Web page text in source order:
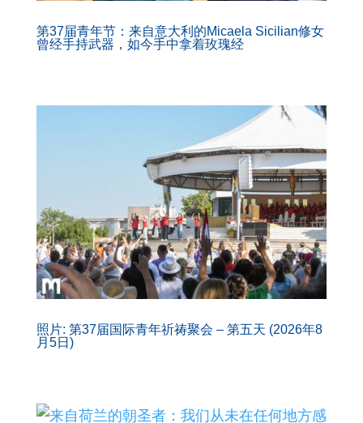
第37届青年节：来自意大利的Micaela Sicilian修女
曾经手持武器，如今手中拿着玫瑰经
照片: 第37届国际青年祈祷聚会 – 第五天 (2026年8
月5日)